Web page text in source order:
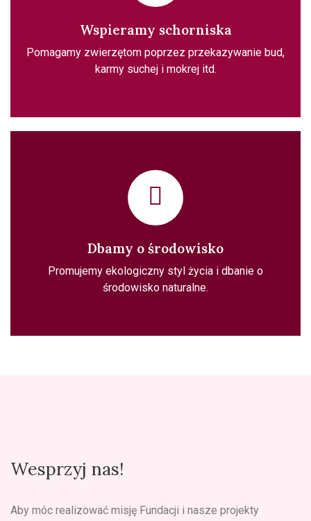
Wspieramy schorniska
Pomagamy zwierzętom poprzez przekazywanie bud,
karmy suchej i mokrej itd.
Dbamy o środowisko
Promujemy ekologiczny styl życia i dbanie o
środowisko naturalne.
Wesprzyj nas!
Aby móc realizować misję Fundacji i nasze projekty